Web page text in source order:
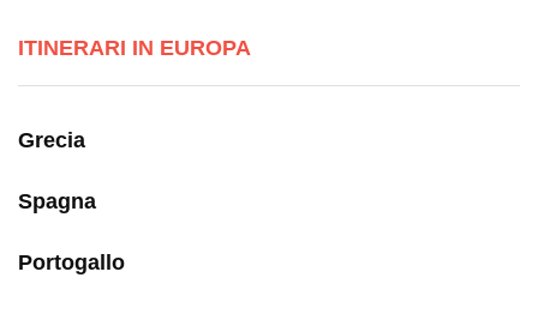
ITINERARI IN EUROPA
Grecia
Spagna
Portogallo